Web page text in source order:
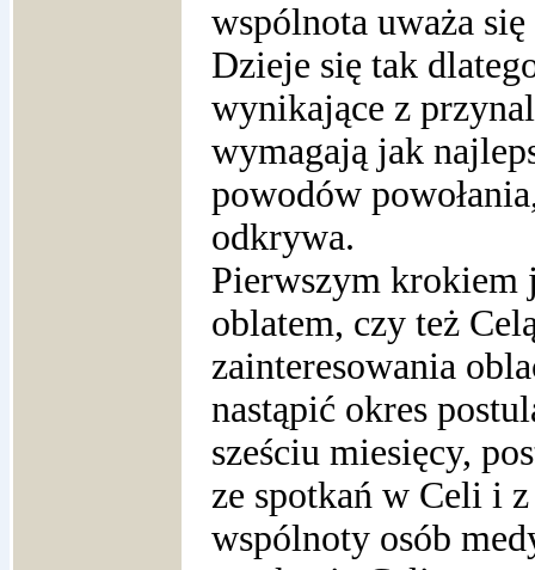
wspólnota uważa
Dzieje się tak
wynikające z
wymagają jak
powodów
odkrywa.
Pierwszym krokiem
oblatem, czy też
zainteresowania
nastąpić okres
sześciu miesięcy,
ze spotkań w Celi i
wspólnoty osób